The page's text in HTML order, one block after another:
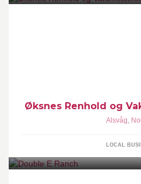
Øksnes Renhold og
Alsvåg,
LOCAL